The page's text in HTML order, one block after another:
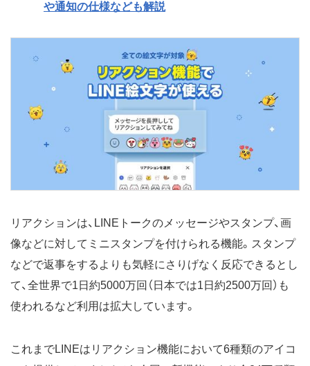
や通知の仕様なども解説
リアクションは、LINEトークのメッセージやスタンプ、画
像などに対してミニスタンプを付けられる機能。スタンプ
などで返事をするよりも気軽にさりげなく反応できるとし
て、全世界で1日約5000万回（日本では1日約2500万回）も
使われるなど利用は拡大しています。
これまでLINEはリアクション機能において6種類のアイコ